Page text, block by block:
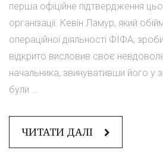
перша офіційне підтвердження
організації. Кевін Ламур, який
операційної діяльності ФІФА,
відкрито висловив своє
начальника, звинувативши його у
були ...
ЧИТАТИ ДАЛІ